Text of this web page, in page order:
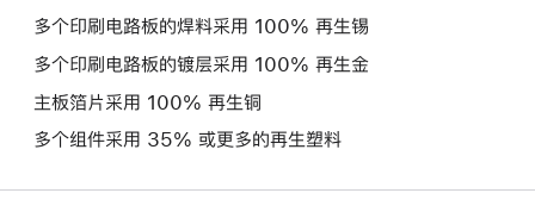
多个印刷电路板的焊料采用 100% 再生锡
多个印刷电路板的镀层采用 100% 再生金
主板箔片采用 100% 再生铜
多个组件采用 35% 或更多的再生塑料